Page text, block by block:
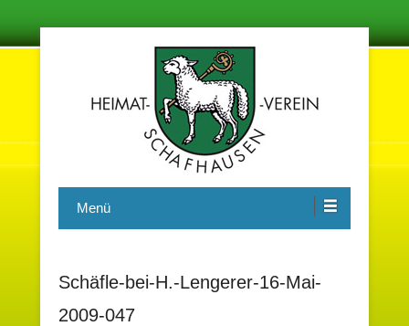
Heimatverein Schafhausen e.V.
Menü
Schäfle-bei-H.-Lengerer-16-Mai-
2009-047